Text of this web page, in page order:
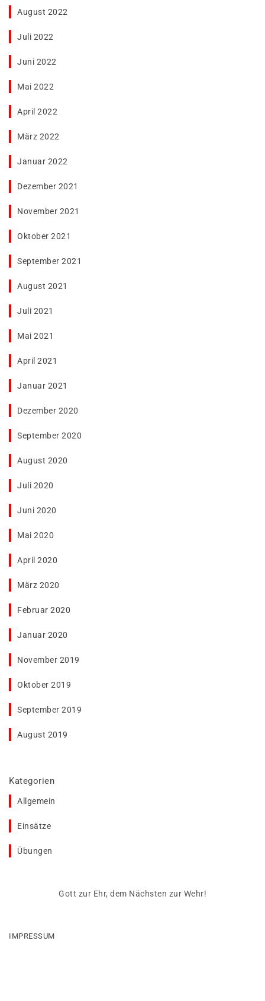
August 2022
Juli 2022
Juni 2022
Mai 2022
April 2022
März 2022
Januar 2022
Dezember 2021
November 2021
Oktober 2021
September 2021
August 2021
Juli 2021
Mai 2021
April 2021
Januar 2021
Dezember 2020
September 2020
August 2020
Juli 2020
Juni 2020
Mai 2020
April 2020
März 2020
Februar 2020
Januar 2020
November 2019
Oktober 2019
September 2019
August 2019
Kategorien
Allgemein
Einsätze
Übungen
Gott zur Ehr, dem Nächsten zur Wehr!
IMPRESSUM